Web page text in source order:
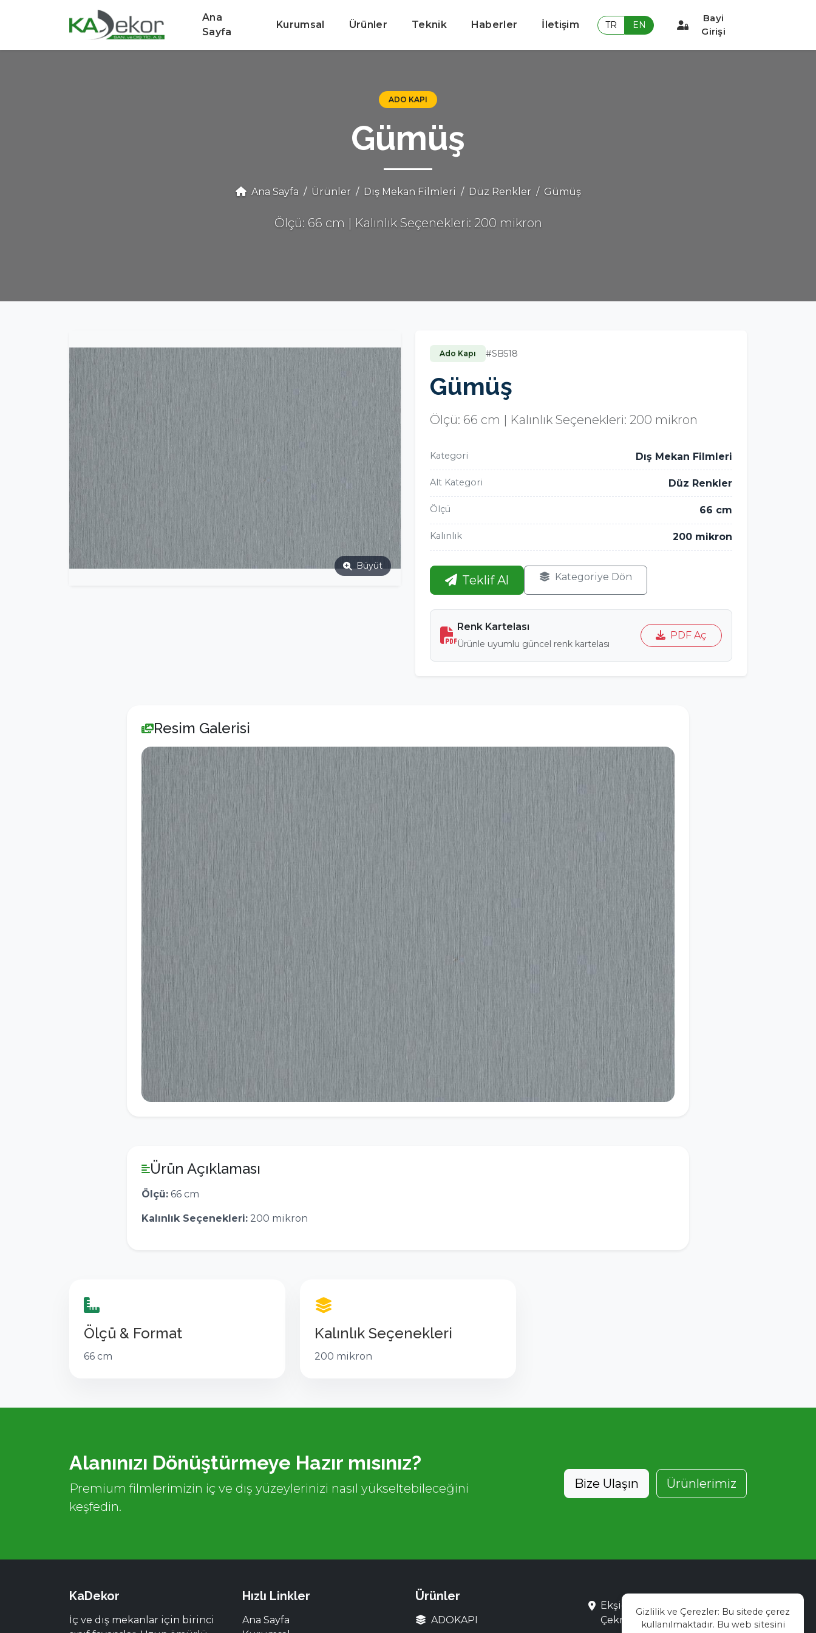
Ana
Sayfa
Kurumsal Ürünler Teknik Haberler İletişim TR EN
Bayi
Girişi
ADO KAPI
Gümüş
Ana Sayfa Ürünler Dış Mekan Filmleri Düz Renkler Gümüş
Ölçü: 66 cm | Kalınlık Seçenekleri: 200 mikron
Büyüt
Ado Kapı #SB518
Gümüş
Ölçü: 66 cm | Kalınlık Seçenekleri: 200 mikron
Kategori Dış Mekan Filmleri
Alt Kategori Düz Renkler
Ölçü 66 cm
Kalınlık 200 mikron
Teklif Al Kategoriye Dön
Renk Kartelası
Ürünle uyumlu güncel renk kartelası
PDF Aç
Resim Galerisi
Ürün Açıklaması
Ölçü: 66 cm
Kalınlık Seçenekleri: 200 mikron
Ölçü & Format
66 cm
Kalınlık Seçenekleri
200 mikron
Alanınızı Dönüştürmeye Hazır mısınız?
Premium filmlerimizin iç ve dış yüzeylerinizi nasıl yükseltebileceğini
keşfedin.
Bize Ulaşın Ürünlerimiz
KaDekor
İç ve dış mekanlar için birinci
Hızlı Linkler
Ana Sayfa
Ürünler
ADOKAPI
Ekşioğlu Mah. Saray Cad. No:3
Çekmeköy / İstanbul
Gizlilik ve Çerezler: Bu sitede çerez
kullanılmaktadır. Bu web sitesini